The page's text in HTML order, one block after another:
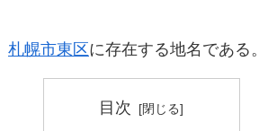
札幌市東区に存在する地名である。
目次